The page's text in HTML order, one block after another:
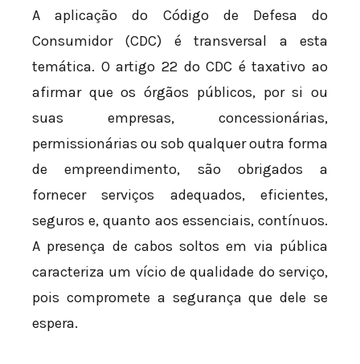
A aplicação do Código de Defesa do
Consumidor (CDC) é transversal a esta
temática. O artigo 22 do CDC é taxativo ao
afirmar que os órgãos públicos, por si ou
suas empresas, concessionárias,
permissionárias ou sob qualquer outra forma
de empreendimento, são obrigados a
fornecer serviços adequados, eficientes,
seguros e, quanto aos essenciais, contínuos.
A presença de cabos soltos em via pública
caracteriza um vício de qualidade do serviço,
pois compromete a segurança que dele se
espera.